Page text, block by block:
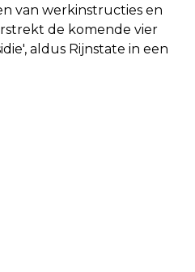
van werkinstructies en
de komende vier
aldus Rijnstate in een